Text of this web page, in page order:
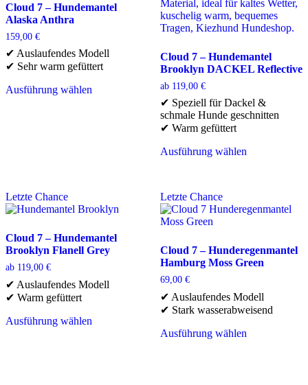
Cloud 7 – Hundemantel
Alaska Anthra
159,00 €
✔ Auslaufendes Modell
✔ Sehr warm gefüttert
Ausführung wählen
können
auf
Produktseite
gewählt
werden
Cloud 7 – Hundemantel
Brooklyn DACKEL Reflective
ab 119,00 €
✔ Speziell für Dackel &
schmale Hunde geschnitten
✔ Warm gefüttert
Ausführung wählen
mehrere
Varianten
auf.
Optionen
können
auf
der
Produktseite
gewählt
Letzte Chance
Cloud 7 – Hundemantel
Brooklyn Flanell Grey
ab 119,00 €
✔ Auslaufendes Modell
✔ Warm gefüttert
Ausführung wählen
Letzte Chance
Cloud 7 – Hunderegenmantel
Hamburg Moss Green
69,00 €
✔ Auslaufendes Modell
✔ Stark wasserabweisend
Ausführung wählen